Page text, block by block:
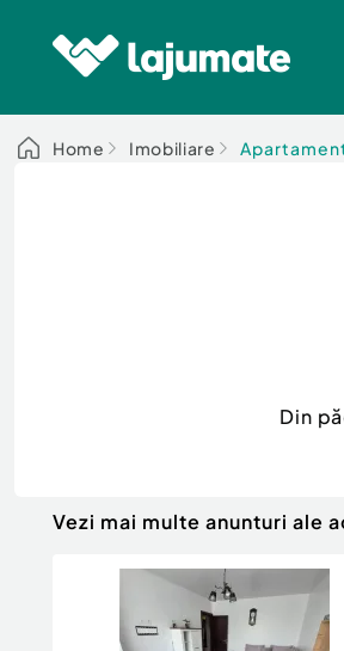
Home Imobiliare
Din
Vezi mai multe anunturi ale